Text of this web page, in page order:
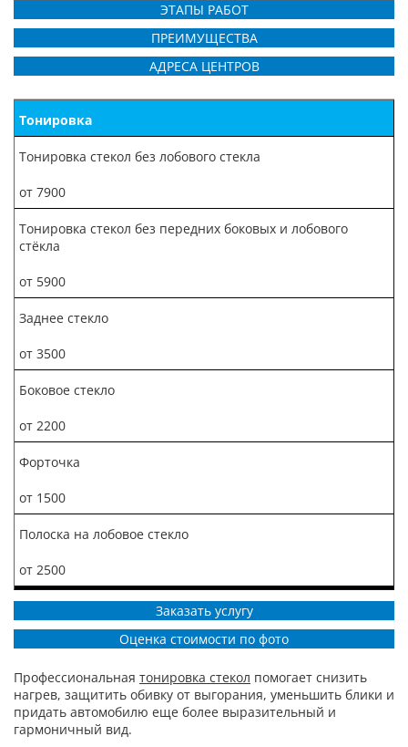
ЭТАПЫ РАБОТ
ПРЕИМУЩЕСТВА
АДРЕСА ЦЕНТРОВ
Тонировка
Тонировка стекол без лобового стекла
от 7900
Тонировка стекол без передних боковых и лобового
стёкла
от 5900
Заднее стекло
от 3500
Боковое стекло
от 2200
Форточка
от 1500
Полоска на лобовое стекло
от 2500
Заказать услугу
Оценка стоимости по фото
Профессиональная тонировка стекол помогает снизить
нагрев, защитить обивку от выгорания, уменьшить блики и
придать автомобилю еще более выразительный и
гармоничный вид.